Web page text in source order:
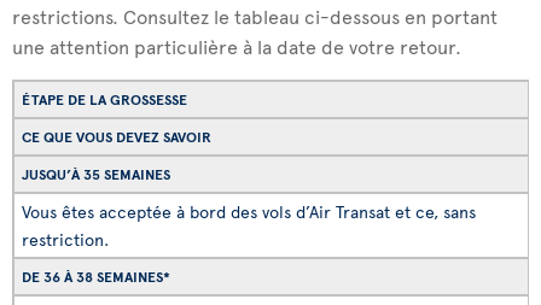
restrictions. Consultez le tableau ci-dessous en portant
une attention particulière à la date de votre retour.
ÉTAPE DE LA GROSSESSE
CE QUE VOUS DEVEZ SAVOIR
JUSQU’À 35 SEMAINES
Vous êtes acceptée à bord des vols d’Air Transat et ce, sans
restriction.
DE 36 À 38 SEMAINES*